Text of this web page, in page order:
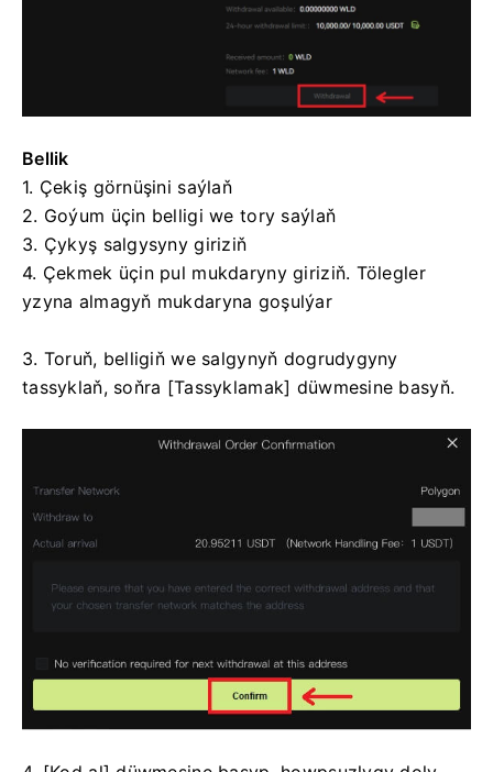
Bellik
1. Çekiş görnüşini saýlaň
2. Goýum üçin belligi we tory saýlaň
3. Çykyş salgysyny giriziň
4. Çekmek üçin pul mukdaryny giriziň. Tölegler
yzyna almagyň mukdaryna goşulýar
3. Toruň, belligiň we salgynyň dogrudygyny
tassyklaň, soňra [Tassyklamak] düwmesine basyň.